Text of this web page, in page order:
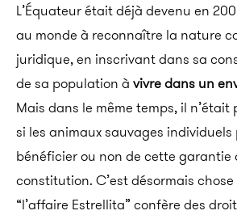
L’Équateur était déjà devenu en
au monde à reconnaître la nature
juridique, en inscrivant dans sa
de sa population à vivre dans un
Mais dans le même temps, il
si les animaux sauvages
bénéficier ou non de cette garantie
constitution. C’est désormais
“l’affaire Estrellita” confère des